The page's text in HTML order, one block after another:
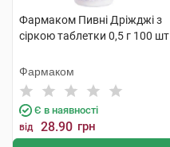
Фармаком Пивні Дріжджі з
сіркою таблетки 0,5 г 100 шт
Фармаком
Є в наявності
від 28.90 грн